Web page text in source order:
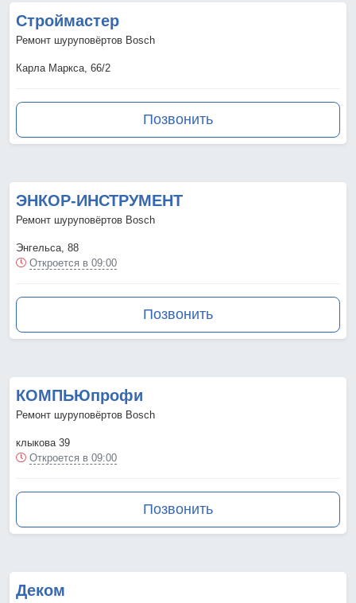
Строймастер
Ремонт шуруповёртов Bosch
Карла Маркса, 66/2
Позвонить
ЭНКОР-ИНСТРУМЕНТ
Ремонт шуруповёртов Bosch
Энгельса, 88
Откроется в 09:00
Позвонить
КОМПЬЮпрофи
Ремонт шуруповёртов Bosch
клыкова 39
Откроется в 09:00
Позвонить
Деком